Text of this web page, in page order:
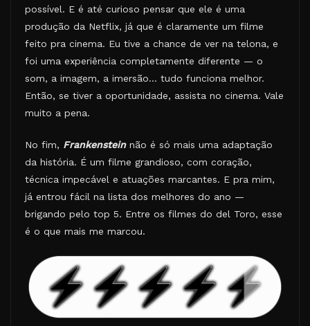
possível. E é até curioso pensar que ele é uma
produção da Netflix, já que é claramente um filme
feito pra cinema. Eu tive a chance de ver na telona, e
foi uma experiência completamente diferente — o
som, a imagem, a imersão… tudo funciona melhor.
Então, se tiver a oportunidade, assista no cinema. Vale
muito a pena.
No fim, Frankensteinnão é só mais uma adaptação
da história. É um filme grandioso, com coração,
técnica impecável e atuações marcantes. E pra mim,
já entrou fácil na lista dos melhores do ano —
brigando pelo top 5. Entre os filmes do del Toro, esse
é o que mais me marcou.